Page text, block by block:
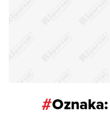
#Oznaka: